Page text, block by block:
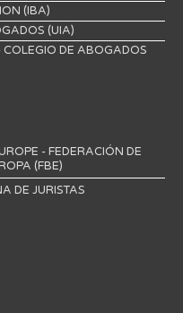
(IBA)
(UIA)
DE ABOGADOS
- FEDERACIÓN DE
(FBE)
DE JURISTAS